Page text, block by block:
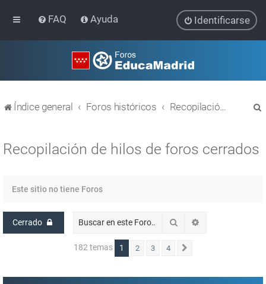
FAQ Ayuda Identificarse
Índice general Foros históricos Recopilación de hilos de foros cerrados
Recopilación de hilos de foros cerrados
Este sitio no tiene Foros
Cerrado Buscar
182 temas 1 2 3 4